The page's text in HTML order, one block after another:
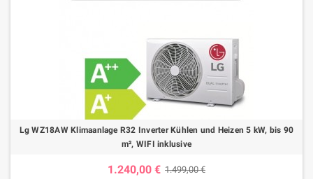
Lg WZ18AW Klimaanlage R32 Inverter Kühlen und Heizen 5 kW, bis 90
m², WIFI inklusive
1.240,00 € 1.499,00 €